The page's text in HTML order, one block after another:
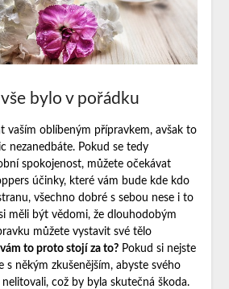
bylo v pořádku
vaším oblíbeným přípravkem, avšak to
nezanedbáte. Pokud se tedy
spokojenost, můžete očekávat
účinky, které vám bude kde kdo
všechno dobré s sebou nese i to
měli být vědomi, že dlouhodobým
můžete vystavit své tělo
to proto stojí za to?Pokud si nejste
s někým zkušenějším, abyste svého
což by byla skutečná škoda.